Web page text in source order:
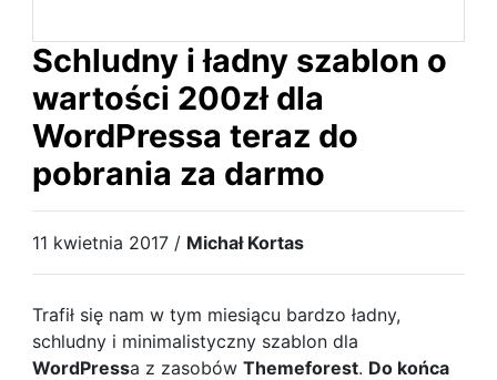
ponad
300zł
Schludny i ładny szablon o
wartości 200zł dla
WordPressa teraz do
pobrania za darmo
11 kwietnia 2017 / Michał Kortas
Trafił się nam w tym miesiącu bardzo ładny,
schludny i minimalistyczny szablon dla
WordPressa z zasobów Themeforest. Do końca